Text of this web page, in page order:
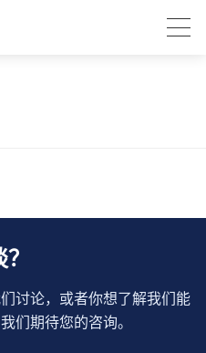
讨论，或者你想了解我们能
们期待您的咨询。